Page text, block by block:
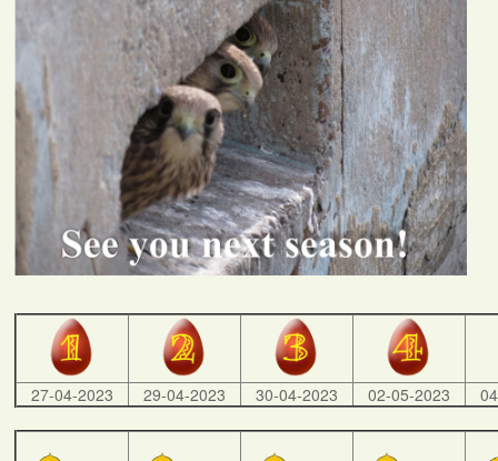
27-04-2023 29-04-2023 30-04-2023 02-05-2023